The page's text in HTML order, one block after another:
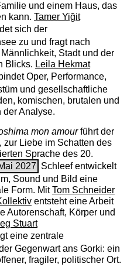
und einem Haus, das
kann. Tamer Yiğit
sich der
zu und fragt nach
Stadt und der
Blicks. Leila Hekmat
Oper, Performance,
und gesellschaftliche
komischen, brutalen und
Analyse.
mon amourführt der
zur Liebe im Schatten des
Sprache des 20.
2027 Schleef entwickelt
Sound und Bild eine
Form. MitTom Schneider
entsteht eine Arbeit
Autorenschaft, Körper und
Stuart
eine zentrale
Gegenwart ans Gorki: ein
fragiler, politischer Ort.